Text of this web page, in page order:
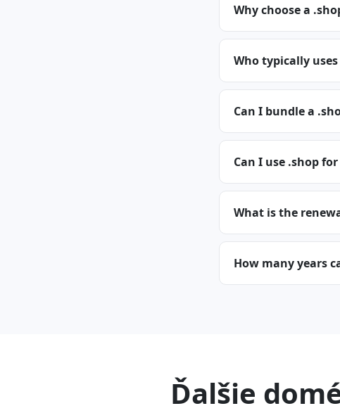
Why choose a
Who typically
Can I bundle a
Can I use .shop
What is the
How many years
Ďalšie